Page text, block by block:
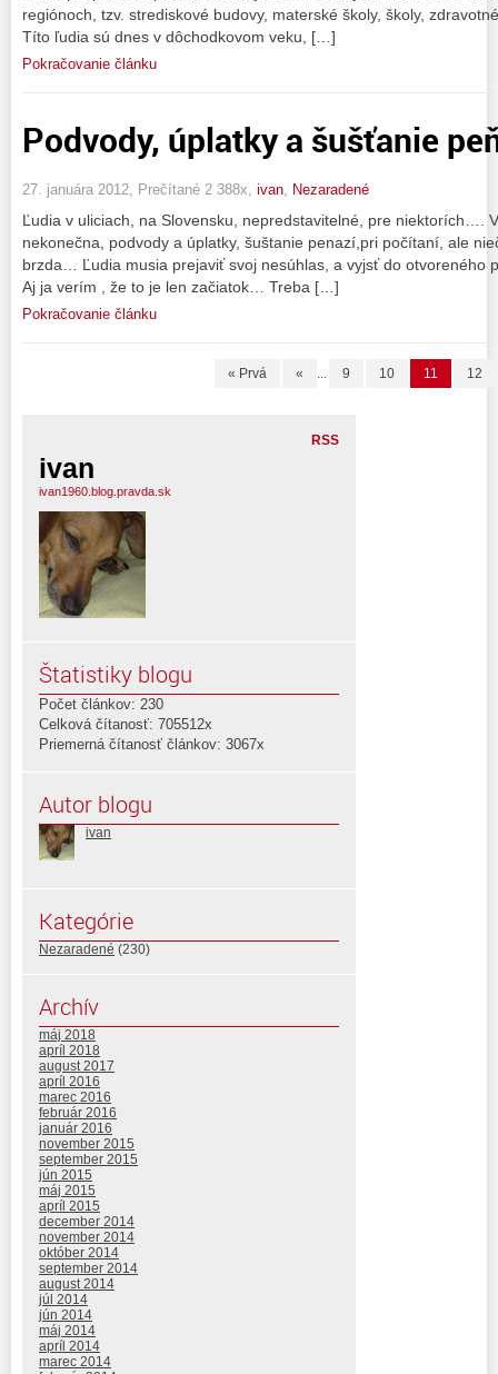
regiónoch, tzv. strediskové budovy, materské školy, školy,
Títo ľudia sú dnes v dôchodkovom veku, […]
Pokračovanie článku
Podvody, úplatky a šušťanie
27. januára 2012, Prečítané 2 388x, ivan, Nezaradené
Ľudia v uliciach, na Slovensku, nepredstavitelné, pre niektorích….
nekonečna, podvody a úplatky, šuštanie penazí,pri počítaní, ale
brzda… Ľudia musia prejaviť svoj nesúhlas, a vyjsť do otvoreného
Aj ja verím , že to je len začiatok… Treba […]
Pokračovanie článku
« Prvá « ... 9 10 11 12
RSS
ivan
ivan1960.blog.pravda.sk
Štatistiky blogu
Počet článkov: 230
Celková čítanosť: 705512x
Priemerná čítanosť článkov: 3067x
Autor blogu
ivan
Kategórie
Nezaradené (230)
Archív
máj 2018
apríl 2018
august 2017
apríl 2016
marec 2016
február 2016
január 2016
november 2015
september 2015
jún 2015
máj 2015
apríl 2015
december 2014
november 2014
október 2014
september 2014
august 2014
júl 2014
jún 2014
máj 2014
apríl 2014
marec 2014